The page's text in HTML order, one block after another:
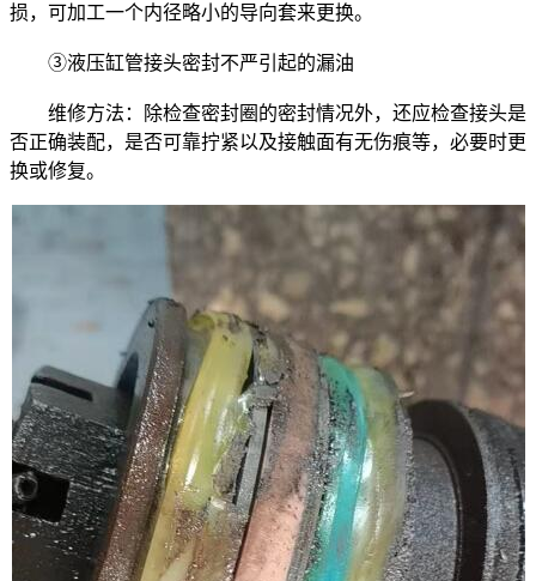
损，可加工一个内径略小的导向套来更换。
③液压缸管接头密封不严引起的漏油
维修方法：除检查密封圈的密封情况外，还应检查接头是
否正确装配，是否可靠拧紧以及接触面有无伤痕等，必要时更
换或修复。